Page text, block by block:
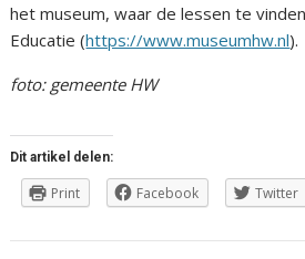
het museum, waar de lessen te
Educatie (https://www.museumhw.nl).
foto: gemeente HW
Dit artikel delen:
Print Facebook Twitter